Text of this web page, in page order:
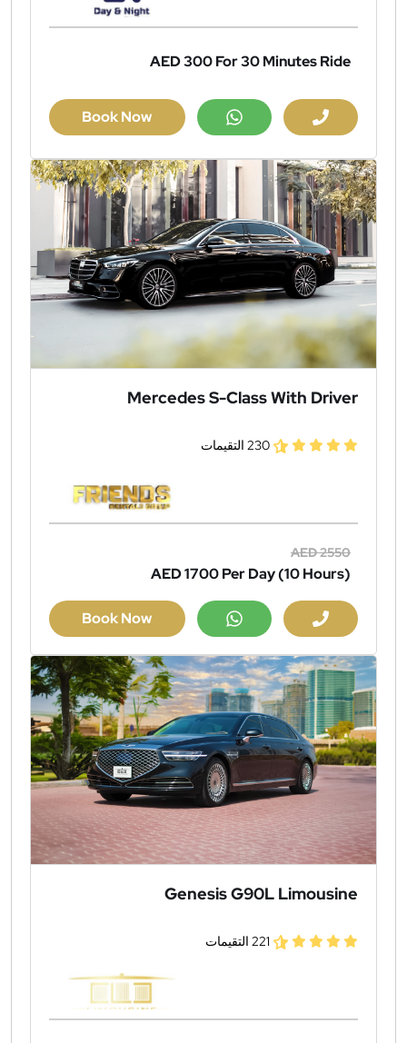
AED 300For 30 Minutes Ride
Book Now
Mercedes S-Class With Driver
230 التقيمات
AED 2550
AED 1700Per Day (10 Hours)
Book Now
Genesis G90L Limousine
221 التقيمات